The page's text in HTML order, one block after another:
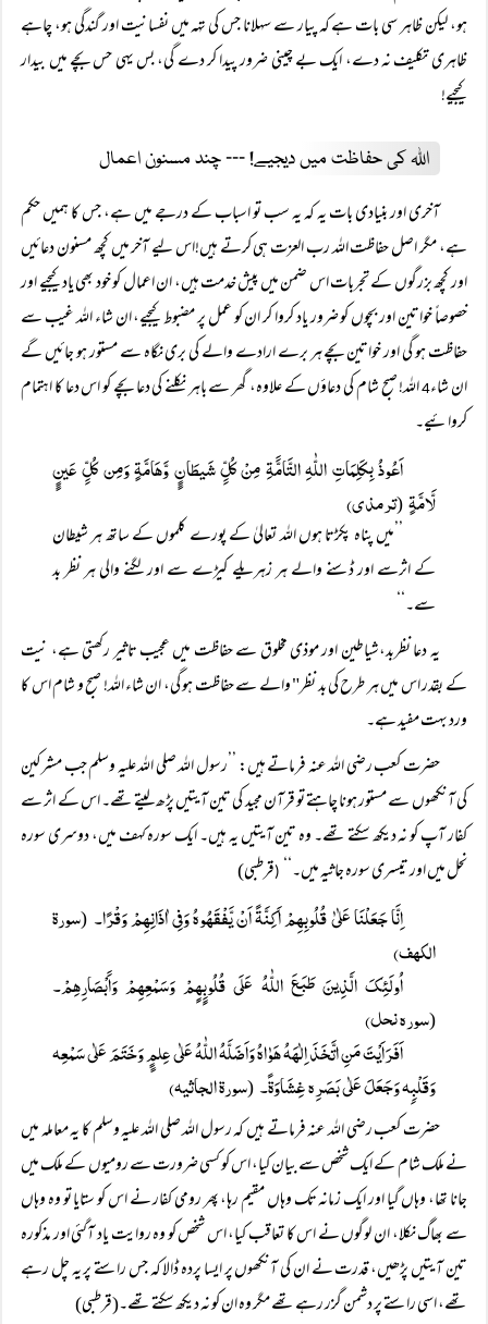
ہو، لیکن ظاہر سی بات ہے کہ پیار سے سہلانا جس کی تہہ میں نفسانیت اور گندگی ہو، چاہے
ظاہری تکلیف نہ دے، ایک بے چینی ضرور پیدا کر دے گی، بس یہی حس بچے میں بیدار
کیجیے!
اللہ کی حفاظت میں دیجیے! ۔۔۔ چند مسنون اعمال
آخری اور بنیادی بات یہ کہ یہ سب تو اسباب کے درجے میں ہے، جس کا ہمیں حکم
ہے، مگر اصل حفاظت اللہ رب العزت ہی کرتے ہیں!اس لیے آخر میں کچھ مسنون دعائیں
اور کچھ بزرگوں کے تجربات اس ضمن میں پیش خدمت ہیں، ان اعمال کو خود بھی یاد کیجیے اور
خصوصاً خواتین اور بچوں کو ضرور یاد کروا کر ان کو عمل پر مضبوط کیجیے، ان شاء اللہ غیب سے
حفاظت ہو گی اور خواتین بچے ہر برے ارادے والے کی بری نگاہ سے مستور ہو جائیں گے
ان شاء4اللہ! صبح شام کی دعاؤں کے علاوہ، گھر سے باہر نکلنے کی دعا بچے کو اس دعا کا اہتمام
کروائیے۔
اَعُوذُ بِکَلِمَاتِ اللّٰہِ التَّامََّۃِ مِنْ کُلِِّ شَیطَانٍٍ وَّھَامَّۃٍ وَمِن کُلِِّ عَینٍٍ
لَّامَّۃٍ(ترمذی)
’’میں پناہ پکڑتا ہوں اللہ تعالیٰ کے پورے کلموں کے ساتھ ہر شیطان
کے اثرسے اور ڈسنے والے ہر زہریلے کیڑے سے اور لگنے والی ہر نظر بد
سے۔‘‘
یہ دعا نظربد،شیاطین اور موذی مخلوق سے حفاظت میں عجیب تاثیر رکھتی ہے، نیت
کے بقدر اس میں ہر طرح کی بد نظر" والے سے حفاظت ہو گی، ان شاء اللہ! صبح و شام اس کا
ورد بہت مفید ہے۔
حضرت کعب رضی اللہ عنہ فرماتے ہیں: ’’رسول اللہ صلی اللہ علیہ وسلم جب مشرکین
کی آنکھوں سے مستور ہونا چاہتے تو قرآن مجید کی تین آیتیں پڑھ لیتے تھے۔ اس کے اثر سے
کفار آپ کو نہ دیکھ سکتے تھے۔ وہ تین آیتیں یہ ہیں۔ ایک سورہ کہف میں، دوسری سورہ
نحل میں اور تیسری سورہ جاثیہ میں۔‘‘
(قرطبی)
اِنَّا جَعَلْنَا عَلٰیٰ قُلُوبِھِمْ اَکِنَّۃً اَنْ یَّفْقَھُوہُ وَفِی اٰذَانِھِمْ وَقْرًا۔ (سورۃ
الکہف)
اُولَئِکَ الَّذِینَ طَبَعَ اللّٰہُ عَلَی قُلُوبِِِھِِمْ وَسَمْعِھِمْ وَاََبْصَارِھِمْ۔
(سورہ نحل)
اَفَرَاَیْتَ مَنِ اتَّخَذَ اِلٰہَہُ ھَوٰاہُ وَاَضَلَّہُ اللّٰہُ عَلٰی عِلمٍٍ وَخَتَمَ عَلٰی سَمْعِہ
وَقَلْبِِہ وَجَعَلَ عَلٰی بَصَرِہ غِشَاوَۃً۔ (سورۃ الجاثیہ)
حضرت کعب رضی اللہ عنہ فرماتے ہیں کہ رسول اللہ صلی اللہ علیہ وسلم کا یہ معاملہ میں
نے ملک شام کے ایک شخص سے بیان کیا، اس کو کسی ضرورت سے رومیوں کے ملک میں
جانا تھا، وہاں گیا اور ایک زمانہ تک وہاں مقیم رہا، پھر رومی کفار نے اس کو ستایا تو وہ وہاں
سے بھاگ نکلا، ان لوگوں نے اس کا تعاقب کیا، اس شخص کو وہ روایت یاد آگئی اور مذکورہ
تین آیتیں پڑھیں، قدرت نے ان کی آنکھوں پر ایسا پردہ ڈالا کہ جس راستے پر یہ چل رہے
تھے، اسی راستے پر دشمن گزر رہے تھے مگر وہ ان کو نہ دیکھ سکتے تھے۔(قرطبی)